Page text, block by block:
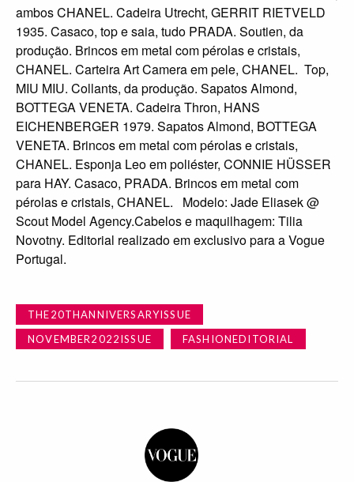
ambos CHANEL. Cadeira Utrecht, GERRIT RIETVELD
1935. Casaco, top e saia, tudo PRADA. Soutien, da
produção. Brincos em metal com pérolas e cristais,
CHANEL. Carteira Art Camera em pele, CHANEL. Top,
MIU MIU. Collants, da produção. Sapatos Almond,
BOTTEGA VENETA. Cadeira Thron, HANS
EICHENBERGER 1979. Sapatos Almond, BOTTEGA
VENETA. Brincos em metal com pérolas e cristais,
CHANEL. Esponja Leo em poliéster, CONNIE HÜSSER
para HAY. Casaco, PRADA. Brincos em metal com
pérolas e cristais, CHANEL. Modelo: Jade Eliasek @
Scout Model Agency.Cabelos e maquilhagem: Tilia
Novotny. Editorial realizado em exclusivo para a Vogue
Portugal.
THE20THANNIVERSARYISSUE
NOVEMBER2022ISSUE
FASHIONEDITORIAL